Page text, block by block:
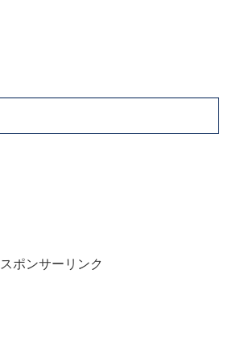
スポンサーリンク